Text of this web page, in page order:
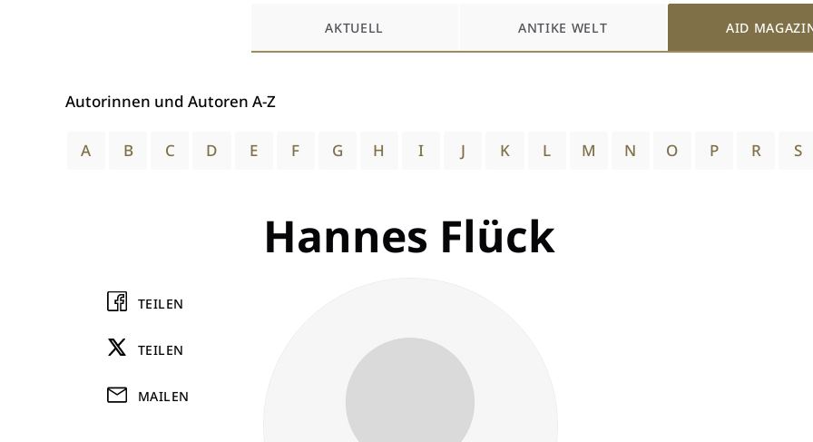
AKTUELL ANTIKE WELT AID
Autorinnen und Autoren A-Z
A B C D E F G H I J K L M N O P R S
Hannes Flück
TEILEN
TEILEN
MAILEN